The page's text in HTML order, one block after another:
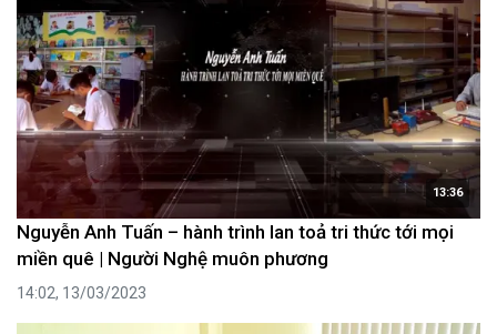
13:36
Nguyễn Anh Tuấn – hành trình lan toả tri thức tới mọi
miền quê | Người Nghệ muôn phương
14:02, 13/03/2023